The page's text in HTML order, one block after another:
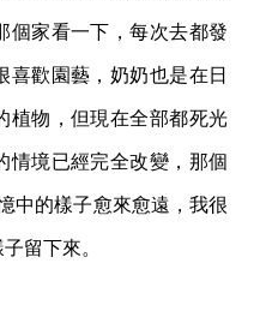
個家看一下，每次去都發
喜歡園藝，奶奶也是在日
植物，但現在全部都死光
情境已經完全改變，那個
中的樣子愈來愈遠，我很
留下來。